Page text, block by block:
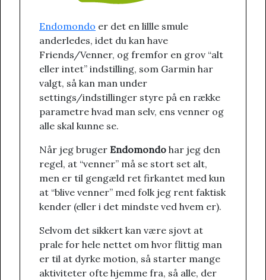
Endomondo er det en lillle smule
anderledes, idet du kan have
Friends/Venner, og fremfor en grov “alt
eller intet” indstilling, som Garmin har
valgt, så kan man under
settings/indstillinger styre på en række
parametre hvad man selv, ens venner og
alle skal kunne se.
Når jeg bruger Endomondo har jeg den
regel, at “venner” må se stort set alt,
men er til gengæld ret firkantet med kun
at “blive venner” med folk jeg rent faktisk
kender (eller i det mindste ved hvem er).
Selvom det sikkert kan være sjovt at
prale for hele nettet om hvor flittig man
er til at dyrke motion, så starter mange
aktiviteter ofte hjemme fra, så alle, der